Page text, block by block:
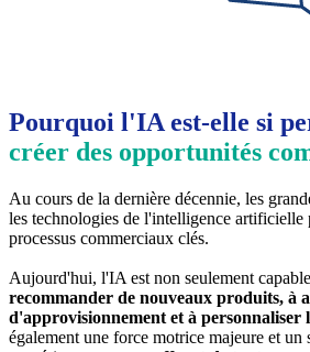
Pourquoi l'IA est-elle si
créer des opportunités
Au cours de la dernière décennie, les
les technologies de l'intelligence artificielle
processus commerciaux clés.
Aujourd'hui, l'IA est non seulement
recommander de nouveaux produits, à
d'approvisionnement et à personnaliser
également une force motrice majeure et